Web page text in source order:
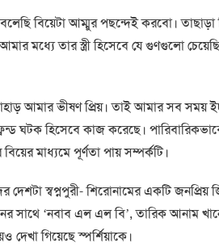
বিয়েটা আম্মুর পছন্দেই করবো। তাছাড়া
মধ্যে তার স্ত্রী হিসেবে যে গুণগুলো
আমার ভীষণ প্রিয়। তাই আমার সব সময়
ঘটক হিসেবে কাজ করেছে।
মাধ্যমে পূর্ণতা পায় সম্পর্কটি।
দেশটা স্বপ্নপুরী- শিরোনামের একটি জনপ্রিয়
সাথে ‘নবাব এল এল বি’, তারিক আনাম
দেখা গিয়েছে স্পর্শিয়াকে।